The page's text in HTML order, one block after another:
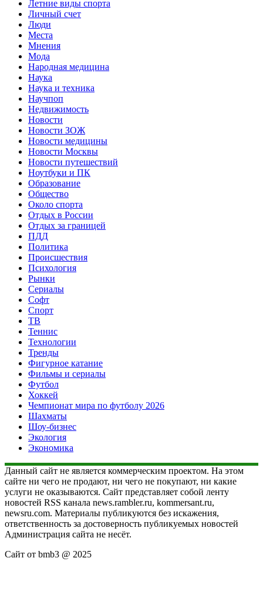
Летние виды спорта
Личный счет
Люди
Места
Мнения
Мода
Народная медицина
Наука
Наука и техника
Научпоп
Недвижимость
Новости
Новости ЗОЖ
Новости медицины
Новости Москвы
Новости путешествий
Ноутбуки и ПК
Образование
Общество
Около спорта
Отдых в России
Отдых за границей
ПДД
Политика
Происшествия
Психология
Рынки
Сериалы
Софт
Спорт
ТВ
Теннис
Технологии
Тренды
Фигурное катание
Фильмы и сериалы
Футбол
Хоккей
Чемпионат мира по футболу 2026
Шахматы
Шоу-бизнес
Экология
Экономика
Данный сайт не является коммерческим проектом. На этом
сайте ни чего не продают, ни чего не покупают, ни какие
услуги не оказываются. Сайт представляет собой ленту
новостей RSS канала news.rambler.ru, kommersant.ru,
newsru.com. Материалы публикуются без искажения,
ответственность за достоверность публикуемых новостей
Администрация сайта не несёт.
Сайт от bmb3 @ 2025